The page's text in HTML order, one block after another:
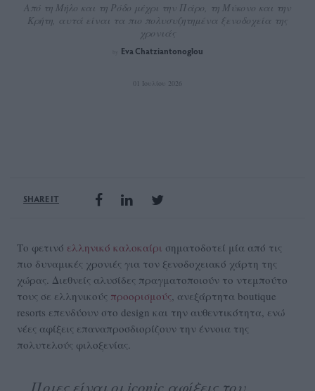
Από τη Μήλο και τη Ρόδο μέχρι την Πάρο, τη Μύκονο και την
Κρήτη, αυτά είναι τα πιο πολυσυζητημένα ξενοδοχεία της
χρονιάς
Eva Chatziantonoglou
01 Ιουλίου 2026
SHARE IT
Το φετινό ελληνικό καλοκαίρι σηματοδοτεί μία από τις
πιο δυναμικές χρονιές για τον ξενοδοχειακό χάρτη της
χώρας. Διεθνείς αλυσίδες πραγματοποιούν το ντεμπούτο
τους σε ελληνικούς προορισμούς, ανεξάρτητα boutique
resorts επενδύουν στο design και την αυθεντικότητα, ενώ
νέες αφίξεις επαναπροσδιορίζουν την έννοια της
πολυτελούς φιλοξενίας.
Ποιες είναι οι iconic αφίξεις του